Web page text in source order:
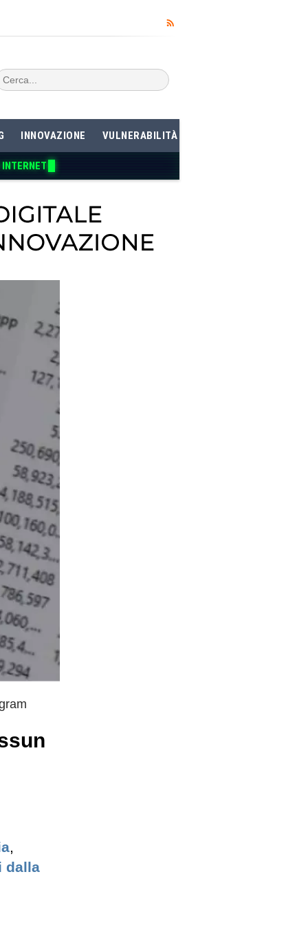
INNOVAZIONE VULNERABILITÀ
,
dalla